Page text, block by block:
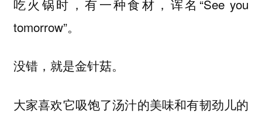
吃火锅时，有一种食材，诨名“See you
tomorrow”。
没错，就是金针菇。
大家喜欢它吸饱了汤汁的美味和有韧劲儿的